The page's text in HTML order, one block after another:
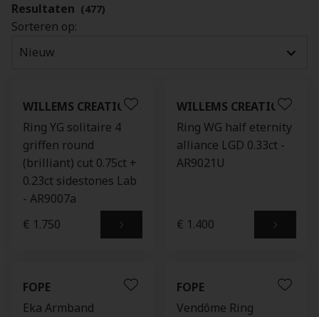
Resultaten (477)
Sorteren op:
WILLEMS CREATIONS
Ring YG solitaire 4
griffen round
(brilliant) cut 0.75ct +
0.23ct sidestones Lab
- AR9007a
€ 1.750
WILLEMS CREATIONS
Ring WG half eternity
alliance LGD 0.33ct -
AR9021U
€ 1.400
FOPE
Eka Armband
FOPE
Vendôme Ring